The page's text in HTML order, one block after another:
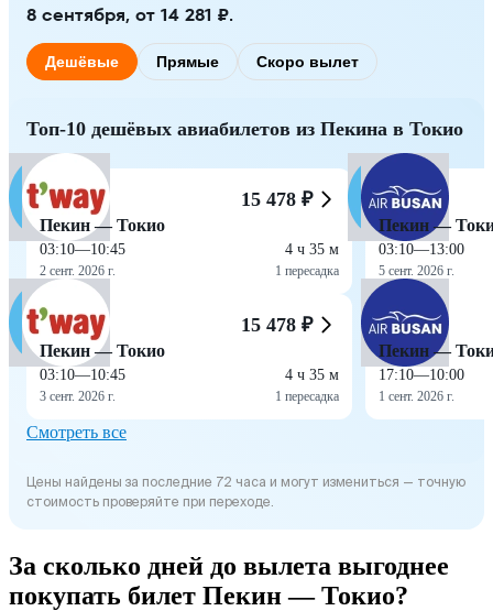
8 сентября, от 14 281 ₽.
Дешёвые Прямые Скоро вылет
Топ-10 дешёвых авиабилетов из Пекина в Токио
15 478 ₽
Пекин — Токио
03:10—10:45
2 сент. 2026 г.
4 ч 35 м
1 пересадка
15 478 ₽
Пекин — Токио
03:10—10:45
3 сент. 2026 г.
4 ч 35 м
1 пересадка
Пекин —
03:10—13:00
5 сент. 2026 г.
Пекин —
17:10—10:00
1 сент. 2026 г.
Смотреть все
Цены найдены за последние 72 часа и могут измениться — точную
стоимость проверяйте при переходе.
За сколько дней до вылета выгоднее
покупать билет Пекин — Токио?